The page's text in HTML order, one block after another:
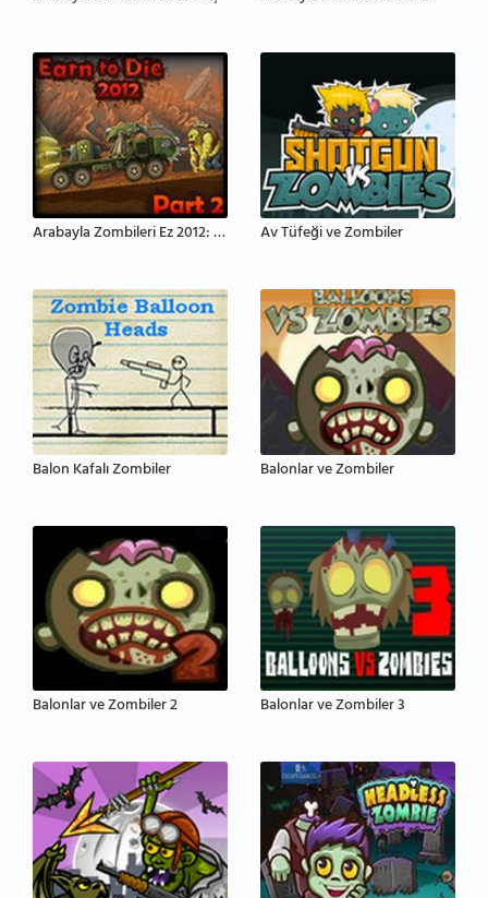
Arabayla Zombileri Ez 2012: Bölüm 2 Av Tüfeği ve Zombiler
Balon Kafalı Zombiler Balonlar ve Zombiler
Balonlar ve Zombiler 2 Balonlar ve Zombiler 3